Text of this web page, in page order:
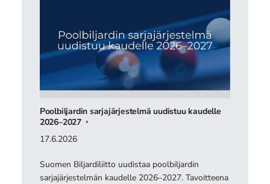
Poolbiljardin sarjajärjestelmä uudistuu kaudelle
2026–2027
17.6.2026
Suomen Biljardiliitto uudistaa poolbiljardin
sarjajärjestelmän kaudelle 2026–2027. Tavoitteena